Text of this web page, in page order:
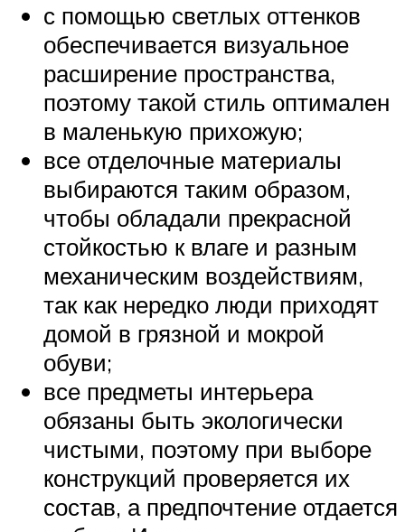
с помощью светлых оттенков
обеспечивается визуальное
расширение пространства,
поэтому такой стиль оптимален
в маленькую прихожую;
все отделочные материалы
выбираются таким образом,
чтобы обладали прекрасной
стойкостью к влаге и разным
механическим воздействиям,
так как нередко люди приходят
домой в грязной и мокрой
обуви;
все предметы интерьера
обязаны быть экологически
чистыми, поэтому при выборе
конструкций проверяется их
состав, а предпочтение отдается